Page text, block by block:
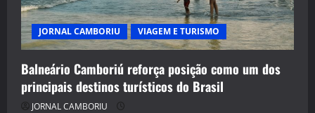
JORNAL CAMBORIU VIAGEM E TURISMO
Balneário Camboriú reforça posição como um dos
principais destinos turísticos do Brasil
JORNAL CAMBORIU